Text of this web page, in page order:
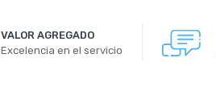
VALOR AGREGADO
Excelencia en el servicio